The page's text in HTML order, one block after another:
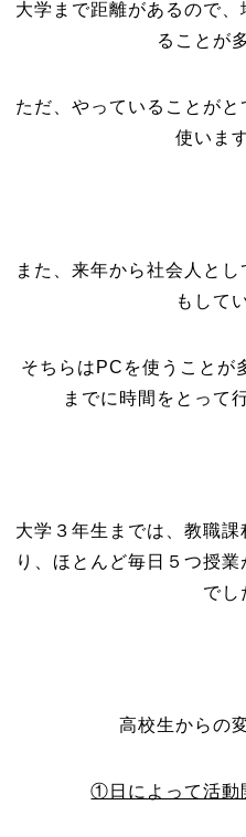
大学まで距離があるので
ることが
ただ、やっていることが
使いま
また、来年から社会人と
もして
そちらはPCを使うことが
までに時間をとって
大学３年生までは、教職
り、ほとんど毎日５つ授
でし
高校生からの
①日によって活動